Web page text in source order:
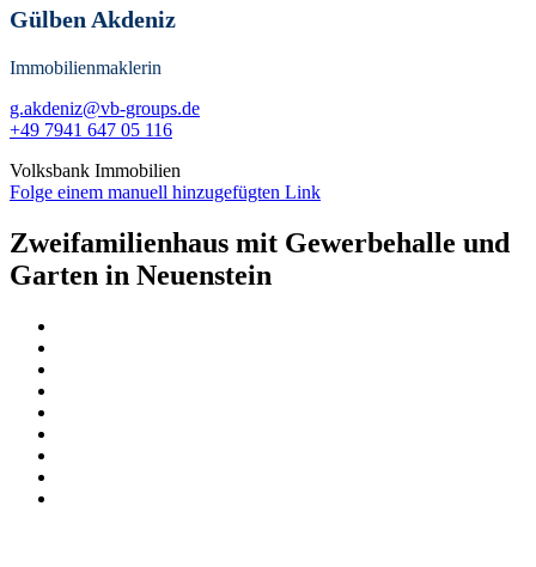
Gülben Akdeniz
Immobilienmaklerin
g.akdeniz@vb-groups.de
+49 7941 647 05 116
Volksbank Immobilien
Folge einem manuell hinzugefügten Link
Zweifamilienhaus mit Gewerbehalle und
Garten in Neuenstein